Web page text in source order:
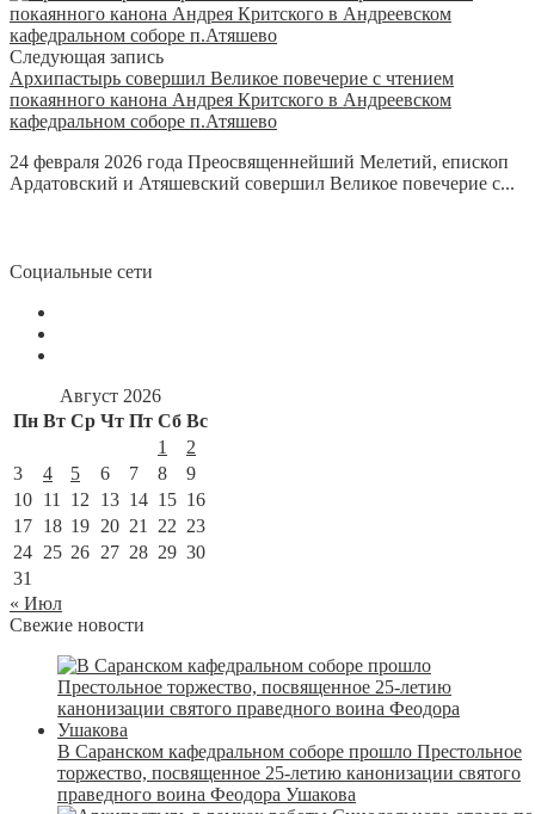
Следующая запись
Архипастырь совершил Великое повечерие с чтением
покаянного канона Андрея Критского в Андреевском
кафедральном соборе п.Атяшево
24 февраля 2026 года Преосвященнейший Мелетий, епископ
Ардатовский и Атяшевский совершил Великое повечерие с...
Социальные сети
Август 2026
Пн Вт Ср Чт Пт Сб Вс
1
2
3
4 5 6 7 8
9
10 11 12 13 14 15 16
17 18 19 20 21 22 23
24 25 26 27 28 29 30
31
« Июл
Свежие новости
В Саранском кафедральном соборе прошло Престольное
торжество, посвященное 25-летию канонизации святого
праведного воина Феодора Ушакова